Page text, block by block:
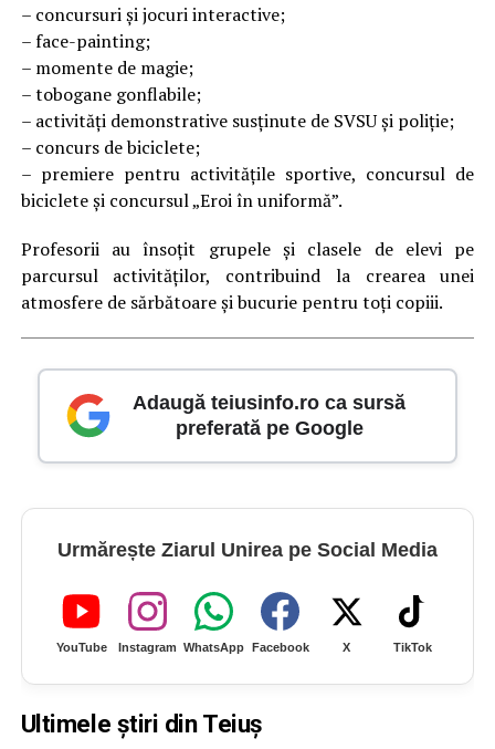
– concursuri și jocuri interactive;
– face-painting;
– momente de magie;
– tobogane gonflabile;
– activități demonstrative susținute de SVSU și poliție;
– concurs de biciclete;
– premiere pentru activitățile sportive, concursul de
biciclete și concursul „Eroi în uniformă”.
Profesorii au însoțit grupele și clasele de elevi pe
parcursul activităților, contribuind la crearea unei
atmosfere de sărbătoare și bucurie pentru toți copiii.
Adaugă teiusinfo.ro ca sursă
preferată pe Google
Urmărește Ziarul Unirea pe Social Media
YouTube Instagram WhatsApp Facebook X TikTok
Ultimele știri din Teiuș